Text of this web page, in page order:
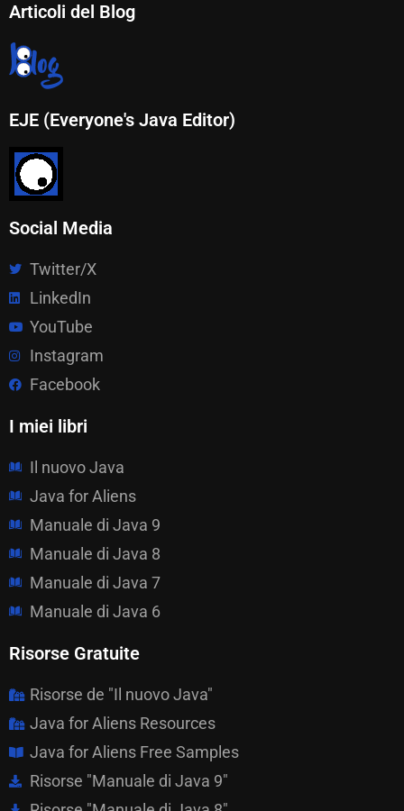
Articoli del Blog
EJE (Everyone's Java Editor)
Social Media
Twitter/X
LinkedIn
YouTube
Instagram
Facebook
I miei libri
Il nuovo Java
Java for Aliens
Manuale di Java 9
Manuale di Java 8
Manuale di Java 7
Manuale di Java 6
Risorse Gratuite
Risorse de "Il nuovo Java"
Java for Aliens Resources
Java for Aliens Free Samples
Risorse "Manuale di Java 9"